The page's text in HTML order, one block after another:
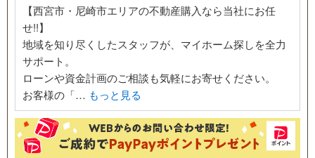
【西宮市・尼崎市エリアの不動産購入なら当社にお任
せ!!】
地域を知り尽くしたスタッフが、マイホーム探しを全力
サポート。
ローンや資金計画のご相談も気軽にお寄せください。
お客様の「… もっと見る